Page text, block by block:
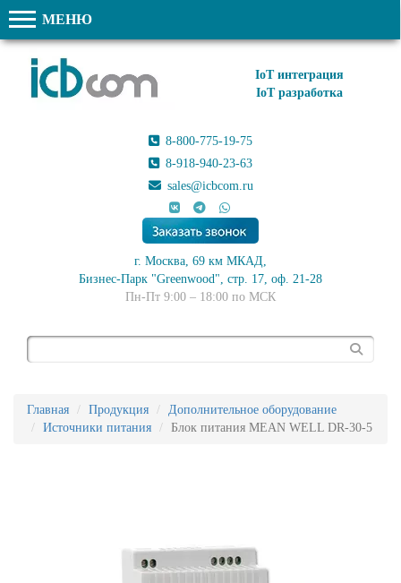
МЕНЮ
IoT интеграция
IoT разработка
8-800-775-19-75
8-918-940-23-63
sales@icbcom.ru
г. Москва, 69 км МКАД,
Бизнес-Парк "Greenwood", стр. 17, оф. 21-28
Пн-Пт 9:00 – 18:00 по МСК
Главная Продукция
Дополнительное оборудование
Источники питания
Блок питания MEAN WELL DR-30-5